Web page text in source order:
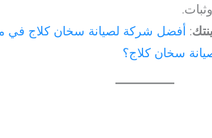
: أفضل شركة لصيانة سخان كلاج في
سخان كلاج؟